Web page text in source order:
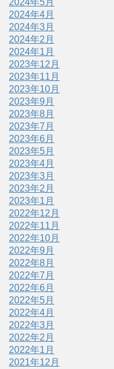
2024年5月
2024年4月
2024年3月
2024年2月
2024年1月
2023年12月
2023年11月
2023年10月
2023年9月
2023年8月
2023年7月
2023年6月
2023年5月
2023年4月
2023年3月
2023年2月
2023年1月
2022年12月
2022年11月
2022年10月
2022年9月
2022年8月
2022年7月
2022年6月
2022年5月
2022年4月
2022年3月
2022年2月
2022年1月
2021年12月